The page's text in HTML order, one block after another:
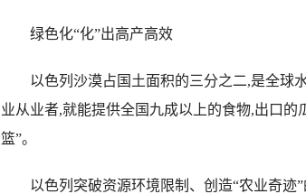
绿色化“化”出高产高效
以色列沙漠占国土面积的三分之二,是全球水
业从业者,就能提供全国九成以上的食物,出口的
篮”。
以色列突破资源环境限制、创造“农业奇迹”